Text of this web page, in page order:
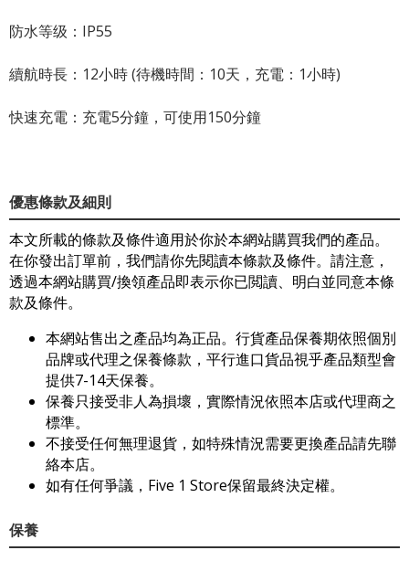
防水等级：IP55
續航時長：12小時 (待機時間：10天，充電：1小時)
快速充電：充電5分鐘，可使用150分鐘
優惠條款及細則
本文所載的條款及條件適用於你於本網站購買我們的產品。
在你發出訂單前，我們請你先閱讀本條款及條件。請注意，
透過本網站購買/換領產品即表示你已閲讀、明白並同意本條
款及條件。
本網站售出之產品均為正品。行貨產品保養期依照個別
品牌或代理之保養條款，平行進口貨品視乎產品類型會
提供7-14天保養。
保養只接受非人為損壞，實際情況依照本店或代理商之
標準。
不接受任何無理退貨，如特殊情況需要更換產品請先聯
絡本店。
如有任何爭議，Five 1 Store保留最終決定權。
保養